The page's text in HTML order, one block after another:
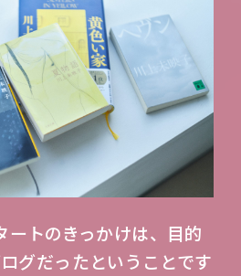
ートのきっかけは、目的
グだったということです